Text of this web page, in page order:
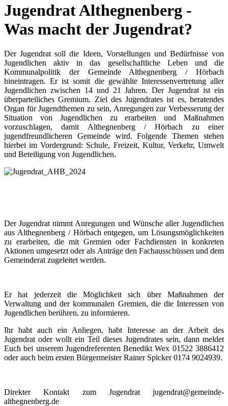
Jugendrat Althegnenberg -
Was macht der Jugendrat?
Der Jugendrat soll die Ideen, Vorstellungen und Bedürfnisse von
Jugendlichen aktiv in das gesellschaftliche Leben und die
Kommunalpolitik der Gemeinde Althegnenberg / Hörbach
hineintragen. Er ist somit die gewählte Interessenvertretung aller
Jugendlichen zwischen 14 und 21 Jahren. Der Jugendrat ist ein
überparteiliches Gremium. Ziel des Jugendrates ist es, beratendes
Organ für Jugendthemen zu sein, Anregungen zur Verbesserung der
Situation von Jugendlichen zu erarbeiten und Maßnahmen
vorzuschlagen, damit Althegnenberg / Hörbach zu einer
jugendfreundlicheren Gemeinde wird. Folgende Themen stehen
hierbei im Vordergrund: Schule, Freizeit, Kultur, Verkehr, Umwelt
und Beteiligung von Jugendlichen.
Der Jugendrat nimmt Anregungen und Wünsche aller Jugendlichen
aus Althegnenberg / Hörbach entgegen, um Lösungsmöglichkeiten
zu erarbeiten, die mit Gremien oder Fachdiensten in konkreten
Aktionen umgesetzt oder als Anträge den Fachausschüssen und dem
Gemeinderat zugeleitet werden.
Er hat jederzeit die Möglichkeit sich über Maßnahmen der
Verwaltung und der kommunalen Gremien, die die Interessen von
Jugendlichen berühren, zu informieren.
Ihr habt auch ein Anliegen, habt Interesse an der Arbeit des
Jugendrat oder wollt ein Teil dieses Jugendrates sein, dann meldet
Euch bei unserem Jugendreferenten Benedikt Wex 01522 3886412
oder auch beim ersten Bürgermeister Rainer Spicker 0174 9024939.
Direkter Kontakt zum Jugendrat jugendrat@gemeinde-
althegnenberg.de